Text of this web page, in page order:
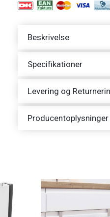
Beskrivelse
Specifikationer
Levering og
Producentoplysninger